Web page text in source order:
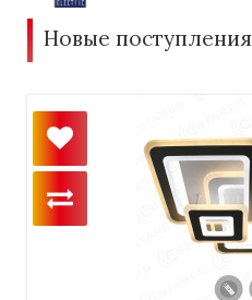
Новые поступления